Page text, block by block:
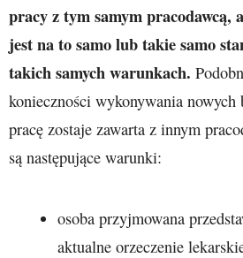
pracy z tym samym pracodawcą,
jest na to samo lub takie samo
takich samych warunkach.
konieczności wykonywania nowych
pracę zostaje zawarta z innym
są następujące warunki:
osoba przyjmowana
aktualne orzeczenie